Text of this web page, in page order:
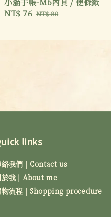
小貓手帳-M6內頁 / 便條紙
Sale
NT$ 76 Regular
NT$ 80
links
絡我們 | Contact us
於我 | About me
物流程 | Shopping procedure